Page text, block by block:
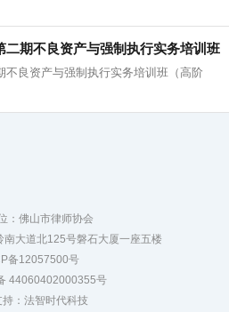
二期不良资产与强制执行实务培训班
不良资产与强制执行实务培训班（高阶
：佛山市律师协会
南大道北125号磐石大厦一座五楼
备12057500号
44060402000355号
持：法智时代科技